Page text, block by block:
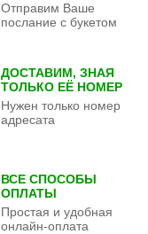
Отправим Ваше
послание с букетом
ДОСТАВИМ, ЗНАЯ
ТОЛЬКО ЕЁ НОМЕР
Нужен только номер
адресата
ВСЕ СПОСОБЫ
ОПЛАТЫ
Простая и удобная
онлайн-оплата